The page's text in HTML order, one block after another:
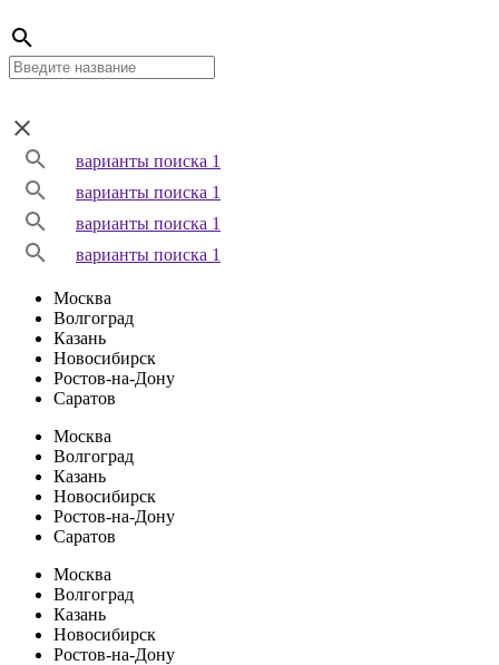
варианты поиска 1
варианты поиска 1
варианты поиска 1
варианты поиска 1
Москва
Волгоград
Казань
Новосибирск
Ростов-на-Дону
Саратов
Москва
Волгоград
Казань
Новосибирск
Ростов-на-Дону
Саратов
Москва
Волгоград
Казань
Новосибирск
Ростов-на-Дону